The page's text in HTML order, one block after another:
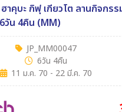
าคุบะ กิฟุ เกียวโต ลานกิจกรร
วัน 4คืน (MM)
JP_MM00047
6วัน 4คืน
11 ม.ค. 70 - 22 มี.ค. 70